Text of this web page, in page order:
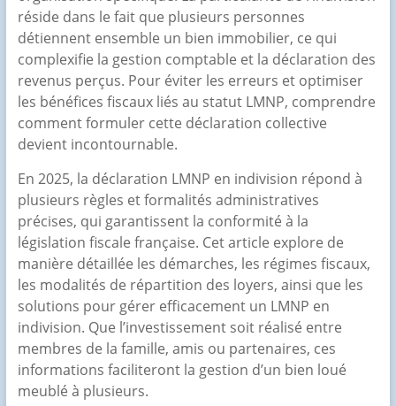
réside dans le fait que plusieurs personnes
détiennent ensemble un bien immobilier, ce qui
complexifie la gestion comptable et la déclaration des
revenus perçus. Pour éviter les erreurs et optimiser
les bénéfices fiscaux liés au statut LMNP, comprendre
comment formuler cette déclaration collective
devient incontournable.
En 2025, la déclaration LMNP en indivision répond à
plusieurs règles et formalités administratives
précises, qui garantissent la conformité à la
législation fiscale française. Cet article explore de
manière détaillée les démarches, les régimes fiscaux,
les modalités de répartition des loyers, ainsi que les
solutions pour gérer efficacement un LMNP en
indivision. Que l’investissement soit réalisé entre
membres de la famille, amis ou partenaires, ces
informations faciliteront la gestion d’un bien loué
meublé à plusieurs.